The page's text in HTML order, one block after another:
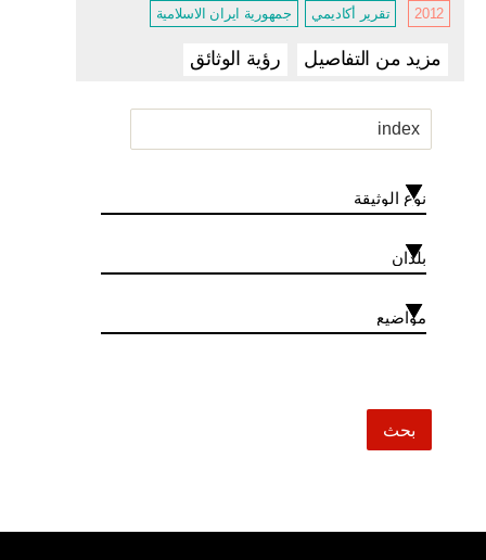
2012 تقرير أكاديمي جمهورية ايران الاسلامية
مزيد من التفاصيل رؤية الوثائق